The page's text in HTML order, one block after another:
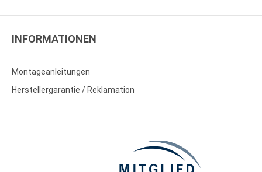
INFORMATIONEN
Montageanleitungen
Herstellergarantie / Reklamation